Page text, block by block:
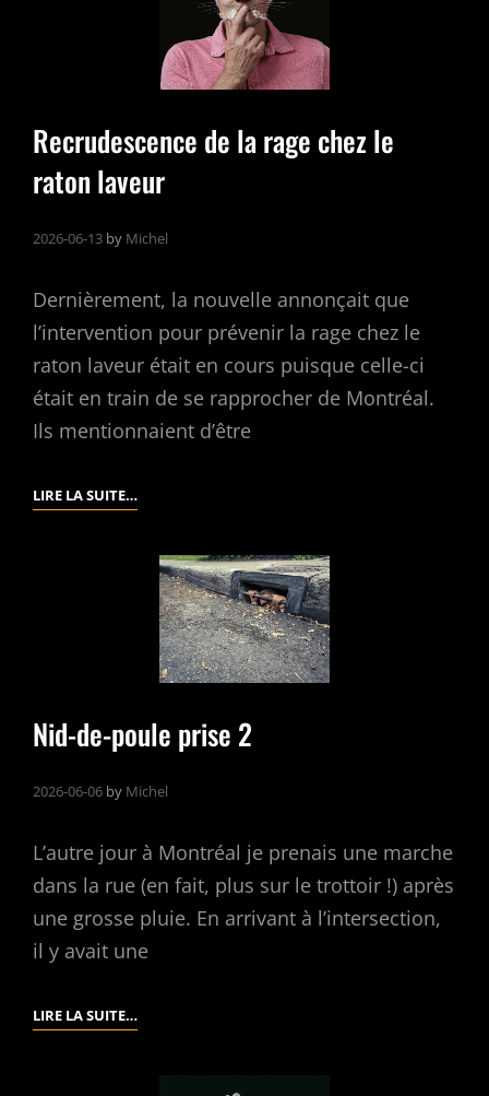
Recrudescence de la rage chez le
raton laveur
2026-06-13 by Michel
Dernièrement, la nouvelle annonçait que
l’intervention pour prévenir la rage chez le
raton laveur était en cours puisque celle-ci
était en train de se rapprocher de Montréal.
Ils mentionnaient d’être
LIRE LA SUITE…RECRUDESCENCE
RAGE
CHEZ
RATON
Nid-de-poule prise 2
2026-06-06 by Michel
L’autre jour à Montréal je prenais une marche
dans la rue (en fait, plus sur le trottoir !) après
une grosse pluie. En arrivant à l’intersection,
il y avait une
LIRE LA SUITE…NID-